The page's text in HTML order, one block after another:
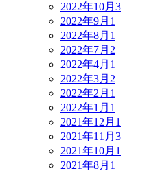
2022年10月 3
2022年9月 1
2022年8月 1
2022年7月 2
2022年4月 1
2022年3月 2
2022年2月 1
2022年1月 1
2021年12月 1
2021年11月 3
2021年10月 1
2021年8月 1